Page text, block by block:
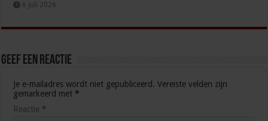
6 juli 2026
Geef een reactie
Je e-mailadres wordt niet gepubliceerd. Vereiste velden zijn
gemarkeerd met *
Reactie *